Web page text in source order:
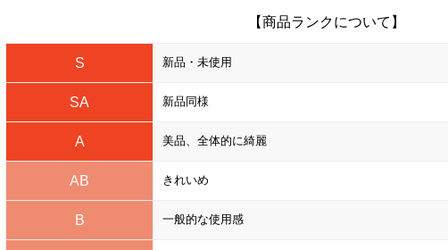
【商品ランクについて】
S 新品・未使用
SA 新品同様
A 美品、全体的に綺麗
AB きれいめ
B 一般的な使用感